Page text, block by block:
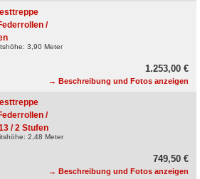
/
3,90 Meter
1.253,00 €
→ Beschreibung und Fotos anzeigen
/
/ 2 Stufen
2,48 Meter
749,50 €
→ Beschreibung und Fotos anzeigen